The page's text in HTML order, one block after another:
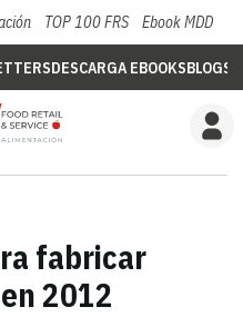
TOP 100 FRS Ebook MDD
DESCARGA EBOOKSBLOGS
fabricar
2012